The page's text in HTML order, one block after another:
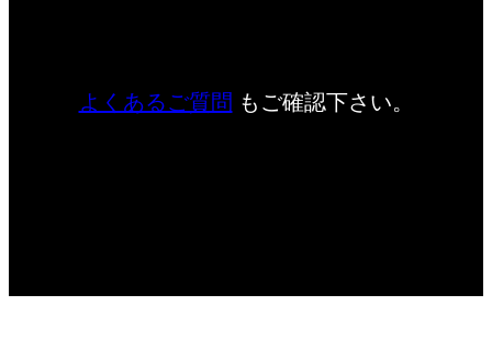
よくあるご質問 もご確認下さい。